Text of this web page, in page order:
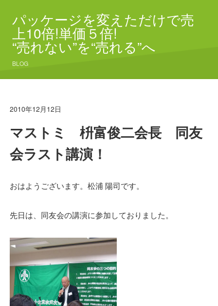
パッケージを変えただけで売
上10倍!単価５倍!
“売れない”を“売れる”へ
BLOG
2010年12月12日
マストミ 枡富俊二会長 同友
会ラスト講演！
おはようございます。松浦 陽司です。
先日は、同友会の講演に参加しておりました。